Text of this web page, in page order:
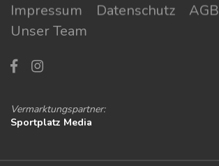
Impressum Datenschutz AGB
Unser Team
Vermarktungspartner:
Sportplatz Media